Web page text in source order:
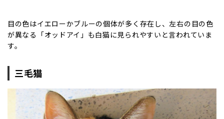
目の色はイエローかブルーの個体が多く存在し、左右の目の色
が異なる「オッドアイ」も白猫に見られやすいと言われていま
す。
三毛猫